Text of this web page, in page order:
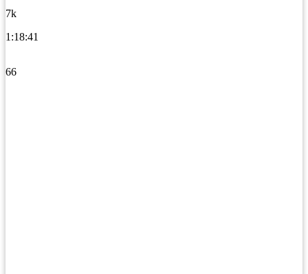
7k
1:18:41
66